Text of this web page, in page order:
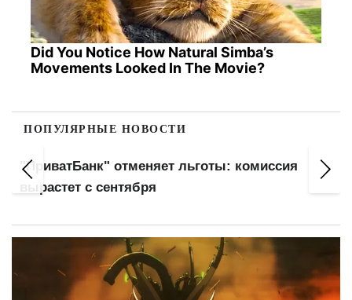
Did You Notice How Natural Simba’s
Movements Looked In The Movie?
ПОПУЛЯРНЫЕ НОВОСТИ
"ПриватБанк" отменяет льготы: комиссия
вырастет с сентября